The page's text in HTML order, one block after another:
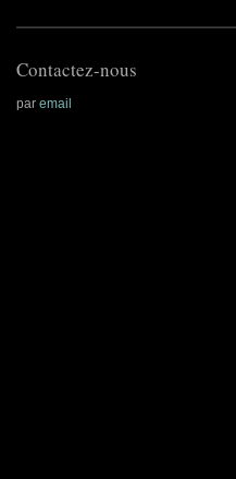
Contactez-nous
par email